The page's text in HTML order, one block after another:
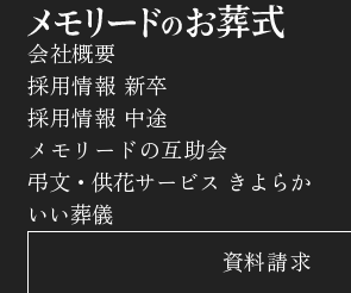
会社概要
採用情報 新卒
採用情報 中途
メモリードの互助会
弔文・供花サービス きよらか
いい葬儀
資料請求